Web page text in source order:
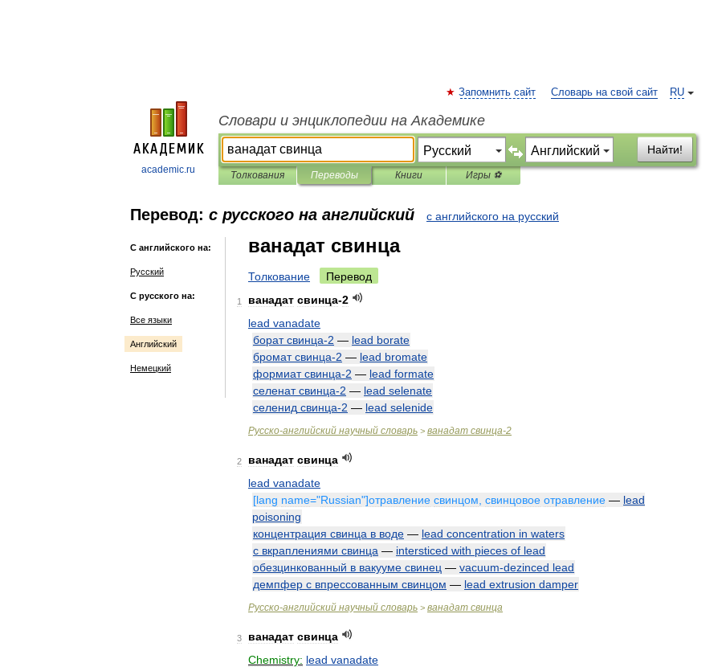
academic.ru
RU
Запомнить сайт Словарь на свой сайт
Словари и энциклопедии на Академике
Найти!
Толкования Переводы Книги Игры ⚽
Перевод: с русского на английский с английского на русский
С английского на:
Русский
С русского на:
Все языки
Английский
Немецкий
ванадат свинца
Толкование Перевод
1 ванадат свинца-2
lead vanadate
борат свинца-2 — lead borate
бромат свинца-2 — lead bromate
формиат свинца-2 — lead formate
селенат свинца-2 — lead selenate
селенид свинца-2 — lead selenide
Русско-английский научный словарь > ванадат свинца-2
2 ванадат свинца
lead vanadate
[lang name="Russian"]отравление свинцом свинцовое отравление — lead
poisoning
концентрация свинца в воде — lead concentration in waters
с вкраплениями свинца — intersticed with pieces of lead
обезцинкованный в вакууме свинец — vacuum-dezinced lead
демпфер с впрессованным свинцом — lead extrusion damper
Русско-английский научный словарь > ванадат свинца
3 ванадат свинца
Chemistry: lead vanadate